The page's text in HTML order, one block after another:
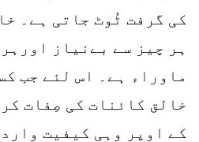
کی گرفت ٹُوٹ جاتی ہے۔
ہر چیز سے بےنیاز
ماوراء ہے۔ اس لئے جب
خالق کائنات کی صِفات
کے اوپر وہی کیفیت